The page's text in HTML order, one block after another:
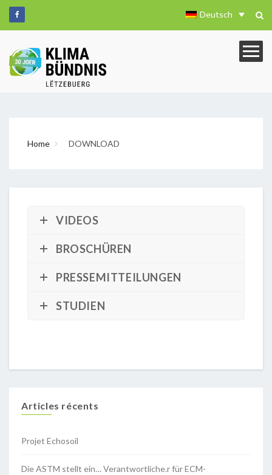
Deutsch
Home DOWNLOAD
VIDEOS
BROSCHÜREN
PRESSEMITTEILUNGEN
STUDIEN
Articles récents
Projet Echosoil
Die ASTM stellt ein… Verantwortliche.r für ECM-